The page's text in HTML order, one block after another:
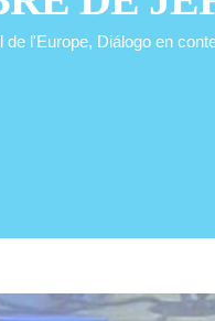
de l'Europe, Diálogo en